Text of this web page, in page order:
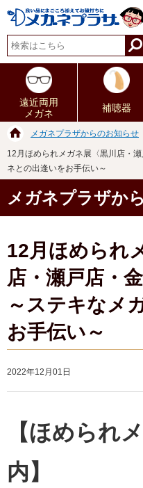
遠近両用
メガネ
補聴器
メガネプラザからのお知らせ
12月ほめられメガネ展〈黒川店・
ネとの出逢いをお手伝い～
メガネプラザか
12月ほめられ
店・瀬戸店・
～ステキなメ
お手伝い～
2022年12月01日
【ほめられ
内】